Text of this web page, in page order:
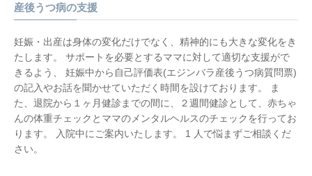
産後うつ病の支援
妊娠・出産は⾝体の変化だけでなく、精神的にも⼤きな変化をき
たします。 サポートを必要とするママに対して適切な支援がで
きるよう、 妊娠中から⾃⼰評価表(エジンバラ産後うつ病質問票)
の記⼊やお話を聞かせていただく時間を設けております。 ま
た、退院から１ヶ月健診までの間に、２週間健診として、赤ちゃ
んの体重チェックとママのメンタルヘルスのチェックを行ってお
ります。 入院中にご案内いたします。 1 ⼈で悩まずご相談くだ
さい。